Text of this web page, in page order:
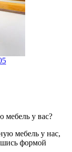
мебель у вас?
мебель у нас,
формой